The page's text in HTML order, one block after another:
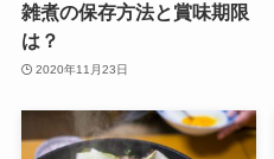
雑煮の保存方法と賞味期限
は？
2020年11月23日